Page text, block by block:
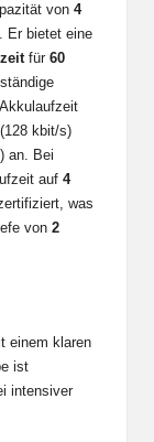
von 4
. Er bietet eine
für 60
kbit/s)
an. Bei
auf 4
was
von 2
einem klaren
ist
intensiver